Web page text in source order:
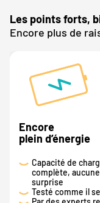
Les points forts,
Encore plus de
Encore
plein d’énergie
Capacité de
complète, aucune
surprise
Testé comme il